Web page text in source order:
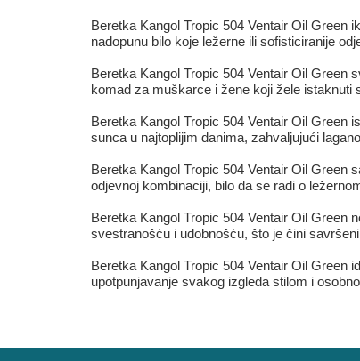
Beretka Kangol Tropic 504 Ventair Oil Green
nadopunu bilo koje ležerne ili sofisticiranije
Beretka Kangol Tropic 504 Ventair Oil Green
komad za muškarce i žene koji žele istaknuti
Beretka Kangol Tropic 504 Ventair Oil
sunca u najtoplijim danima, zahvaljujući
Beretka Kangol Tropic 504 Ventair Oil Green
odjevnoj kombinaciji, bilo da se radi o
Beretka Kangol Tropic 504 Ventair Oil Green
svestranošću i udobnošću, što je čini
Beretka Kangol Tropic 504 Ventair Oil Green
upotpunjavanje svakog izgleda stilom i